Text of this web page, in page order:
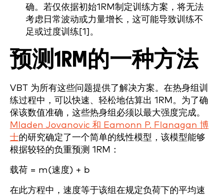
确。若仅依据初始1RM制定训练方案，将无法
考虑日常波动或力量增长，这可能导致训练不
足或过度训练[1]。
预测1RM的一种方法
VBT 为所有这些问题提供了解决方案。在热身组训
练过程中，可以快速、轻松地估算出 1RM。为了确
保该数值准确，这些热身组必须以最大强度完成。
Mladen Jovanovic 和 Eamonn P. Flanagan 博
士的研究确定了一个简单的线性模型，该模型能够
根据较轻的负重预测 1RM：
载荷 = m(速度) + b
在此方程中，速度等于该组在规定负荷下的平均速